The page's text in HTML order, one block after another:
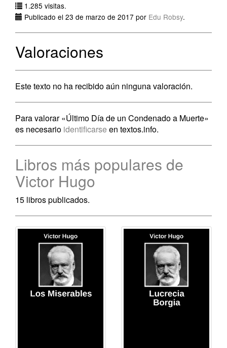
1.285 visitas.
Publicado el 23 de marzo de 2017 por Edu Robsy.
Valoraciones
Este texto no ha recibido aún ninguna valoración.
Para valorar «Último Día de un Condenado a Muerte»
es necesario identificarse en textos.info.
Libros más populares de
Victor Hugo
15 libros publicados.